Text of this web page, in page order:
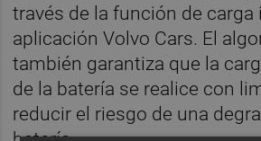
través de la función de carga
aplicación Volvo Cars. El
también garantiza que la
de la batería se realice con
reducir el riesgo de una